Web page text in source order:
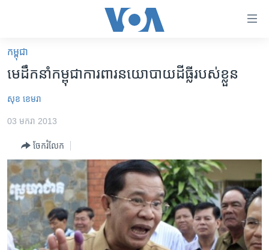
គេហទំព័រ​
ទាក់ទង
និង​
ទៅ​​
តែ​
ម្តង
រំលង​
និង​
ចូល​
កម្ពុជា
អាមេរិក
ចិន
ហេឡូវីអូអេ
កម្ពុជាច្នៃប្រតិដ្ឋ
ព្រឹត្តិការណ៍ព័ត៌មាន
ទូរទស្សន៍ / វីដេអូ​
វិទ្យុ / ផតខាសថ៍
កម្ពុជា
មេដឹកនាំ​កម្ពុជា​ការពារ​នយោបាយ​ដីធ្លី​របស់ខ្លួន​
សុខ ខេមរា
03 មករា 2013
ចែករំលែក